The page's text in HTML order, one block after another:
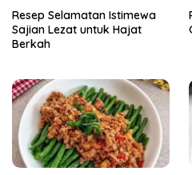
Resep Selamatan Istimewa
Sajian Lezat untuk Hajat
Berkah